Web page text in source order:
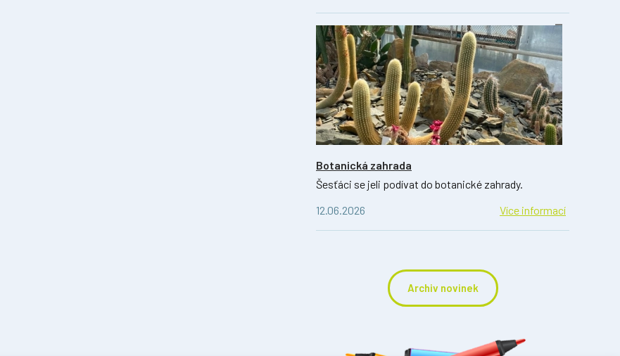
Botanická zahrada
Šesťáci se jeli podívat do botanické zahrady.
12.06.2026
Více informací
Archiv novinek